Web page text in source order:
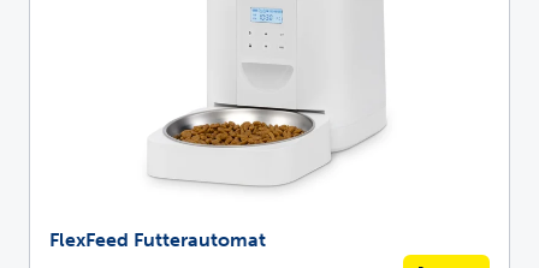
FlexFeed Futterautomat